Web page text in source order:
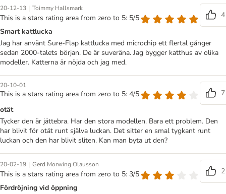
20-12-13 | Toimmy Hallsmark
This is a stars rating area from zero to 5: 5/5
4
Smart kattlucka
Jag har använt Sure-Flap kattlucka med microchip ett flertal gånger
sedan 2000-talets början. De är suveräna. Jag bygger katthus av olika
modeller. Katterna är nöjda och jag med.
20-10-01
This is a stars rating area from zero to 5: 4/5
7
otät
Tycker den är jättebra. Har den stora modellen. Bara ett problem. Den
har blivit för otät runt själva luckan. Det sitter en smal tygkant runt
luckan och den har blivit sliten. Kan man byta ut den?
20-02-19 | Gerd Morwing Olausson
This is a stars rating area from zero to 5: 3/5
2
Fördröjning vid öppning